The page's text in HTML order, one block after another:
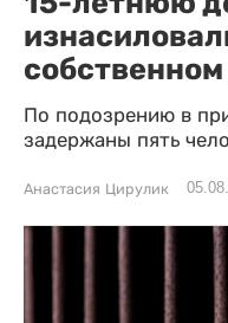
По подозрению в
задержаны пять
Анастасия Цирулик